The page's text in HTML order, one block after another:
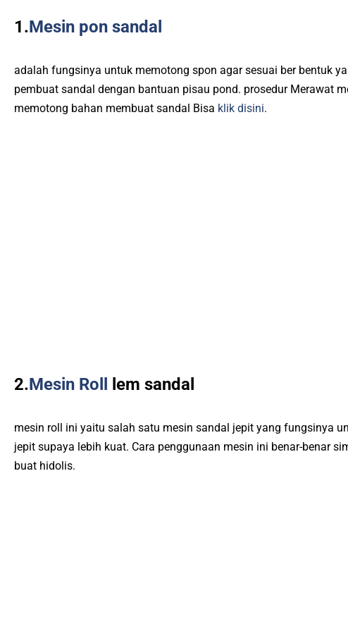
1.Mesin pon sandal
adalah fungsinya untuk memotong spon agar sesuai ber bentuk
pembuat sandal dengan bantuan pisau pond. prosedur Merawat
memotong bahan membuat sandal Bisa klik disini.
2.Mesin Roll lem sandal
mesin roll ini yaitu salah satu mesin sandal jepit yang fungsinya
jepit supaya lebih kuat. Cara penggunaan mesin ini benar-benar
buat hidolis.